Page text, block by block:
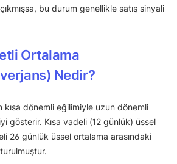
bu durum genellikle satış sinyali
Ortalama
Nedir?
kısa dönemli eğilimiyle uzun dönemli
gösterir. Kısa vadeli (12 günlük) üssel
26 günlük üssel ortalama arasındaki